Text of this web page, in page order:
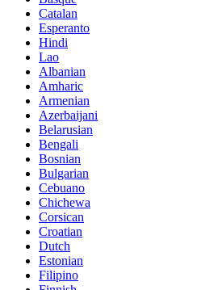
Catalan
Esperanto
Hindi
Lao
Albanian
Amharic
Armenian
Azerbaijani
Belarusian
Bengali
Bosnian
Bulgarian
Cebuano
Chichewa
Corsican
Croatian
Dutch
Estonian
Filipino